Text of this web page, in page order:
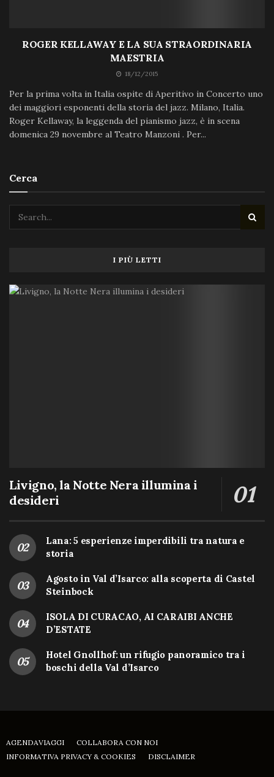
ROGER KELLAWAY E LA SUA STRAORDINARIA
MAESTRIA
18/12/2015
Per la prima volta in Italia ospite di Aperitivo in Concerto uno
dei maggiori esponenti della storia del jazz. Milano, Italia.
Roger Kellaway, la leggenda del pianismo jazz, è in scena
domenica 29 novembre al Teatro Manzoni . Per...
Cerca
I PIÙ LETTI
Livigno, la Notte Nera illumina i
desideri
Lana: 5 esperienze imperdibili tra natura e
storia
Agosto in Val d’Isarco: alla scoperta di Castel
Steinbock
ISOLA DI CURACAO, AI CARAIBI ANCHE
D’ESTATE
Hotel Gnollhof: un rifugio panoramico tra i
boschi della Val d’Isarco
AGENDAVIAGGI
COLLABORA CON NOI
INFORMATIVA PRIVACY & COOKIES
DISCLAIMER